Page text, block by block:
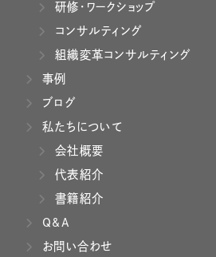
研修・ワークショップ
コンサルティング
組織変革コンサルティング
事例
ブログ
私たちについて
会社概要
代表紹介
書籍紹介
Q&A
お問い合わせ